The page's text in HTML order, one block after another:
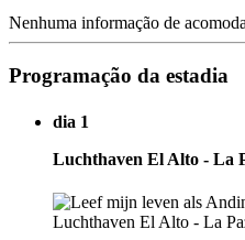
Nenhuma informação de
Programação da estadia
dia 1
Luchthaven El Alto - La